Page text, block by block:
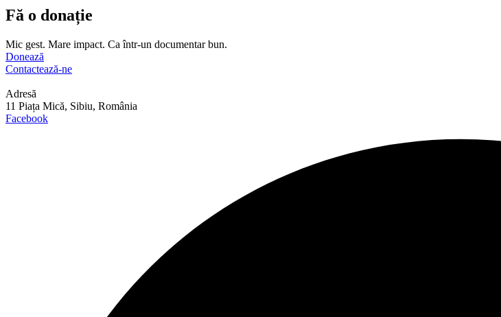
Fă o donație
Mic gest. Mare impact. Ca într-un documentar bun.
Donează
Contactează-ne
Adresă
11 Piața Mică, Sibiu, România
Facebook